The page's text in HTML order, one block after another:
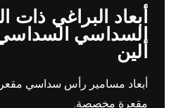
أبعاد البراغي ذات
السداسي
ألين
أبعاد مسامير رأس سداسي
مقعرة مخصصة.